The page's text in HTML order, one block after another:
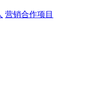
营销合作项目